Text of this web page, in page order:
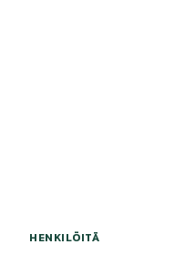
HENKILÖITÄ